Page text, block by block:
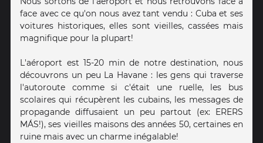
face avec ce qu'on nous avez tant vendu : Cuba et ses
voitures historiques, elles sont vieilles, cassées mais
magnifique pour la plupart!
L'aéroport est 15-20 min de notre destination, nous
découvrons un peu La Havane : les gens qui traverse
l'autoroute comme si c'était une ruelle, les bus
scolaires qui récupèrent les cubains, les messages de
propagande diffusaient un peu partout (ex: ERERS
MÁS!), ses vieilles maisons des années 50, certaines en
ruine mais avec un charme inégalable!